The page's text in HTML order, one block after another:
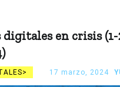
digitales en crisis (1-
17 marzo, 2024